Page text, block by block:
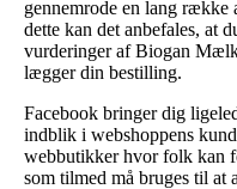
gennemrode en lang række
dette kan det anbefales, at
vurderinger af Biogan
lægger din bestilling.
Facebook bringer dig
indblik i webshoppens
webbutikker hvor folk kan
som tilmed må bruges til at